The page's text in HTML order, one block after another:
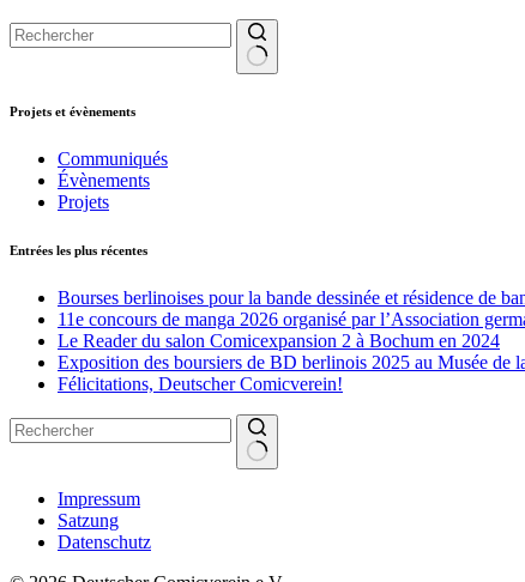
résultat
Projets et évènements
Communiqués
Évènements
Projets
Entrées les plus récentes
Bourses berlinoises pour la bande dessinée et résidence de
11e concours de manga 2026 organisé par l’Association
Le Reader du salon Comicexpansion 2 à Bochum en 2024
Exposition des boursiers de BD berlinois 2025 au Musée de
Félicitations, Deutscher Comicverein!
résultatImpressum
Satzung
Datenschutz